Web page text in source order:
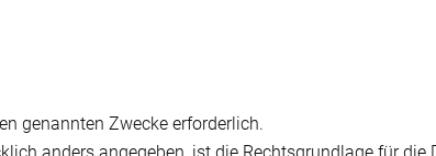
genannten Zwecke erforderlich.